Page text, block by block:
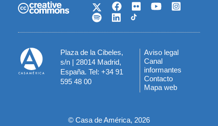
Plaza de la Cibeles,
s/n | 28014 Madrid,
España. Tel: +34 91
595 48 00
Menú
del
pie
Aviso legal
Canal
informantes
Contacto
Mapa web
© Casa de América, 2026